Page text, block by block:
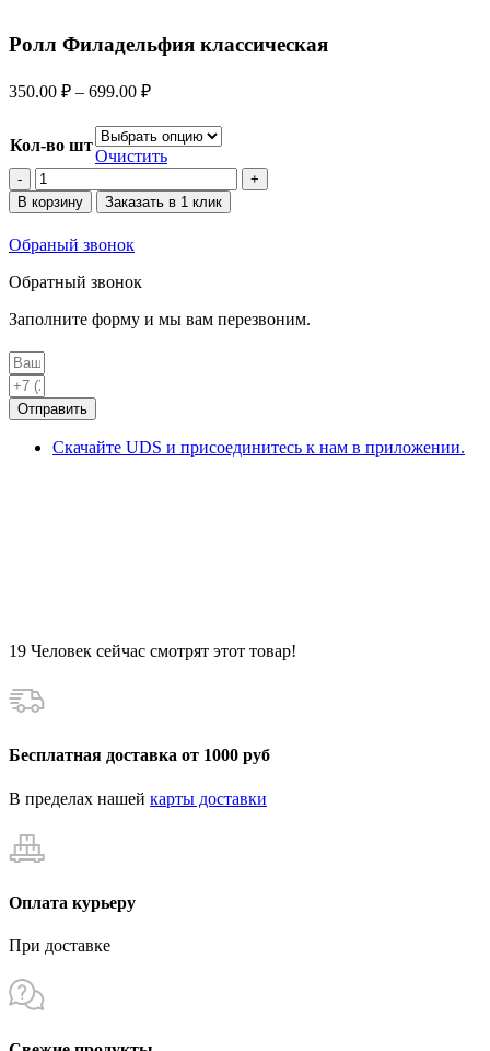
Ролл Филадельфия классическая
350.00 ₽ – 699.00 ₽
Кол-во шт
Очистить
Количество
товара
Ролл
Филадельфия
классическая
В корзину Заказать в 1 клик
Обраный звонок
Обратный звонок
Заполните форму и мы вам перезвоним.
Отправить
Скачайте UDS и присоединитесь к нам в приложении.
19 Человек сейчас смотрят этот товар!
Бесплатная доставка от 1000 руб
В пределах нашей карты доставки
Оплата курьеру
При доставке